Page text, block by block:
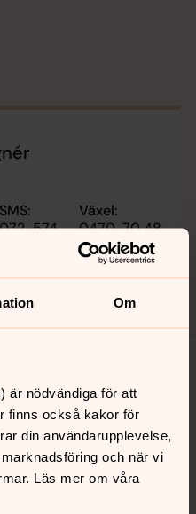
Om
är nödvändiga för att
finns också kakor för
din användarupplevelse,
och när vi
Läs mer om våra
SMS:
072-574
Växel:
0470-70 48
00
på sidans